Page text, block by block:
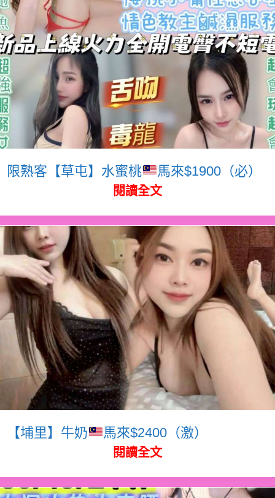
限熟客【草屯】水蜜桃 馬來$1900（必）
閱讀全文
【埔里】牛奶 馬來$2400（激）
閱讀全文